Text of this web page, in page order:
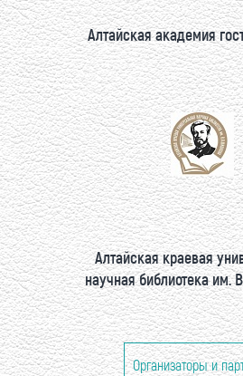
Алтайская академия
Алтайская краевая
научная библиотека
Организаторы и